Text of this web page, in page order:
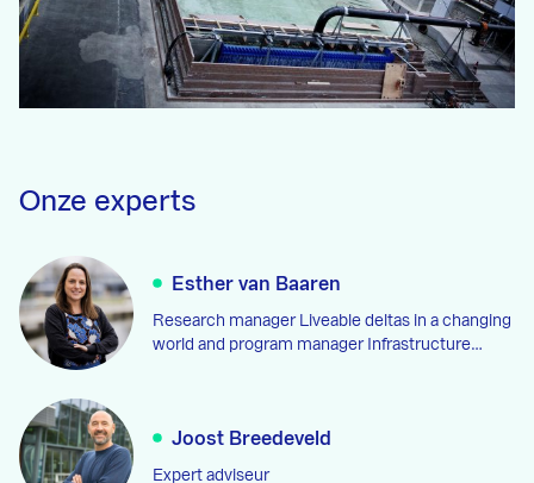
Onze experts
Esther van Baaren
Research manager Liveable deltas in a changing
world and program manager Infrastructure…
Joost Breedeveld
Expert adviseur